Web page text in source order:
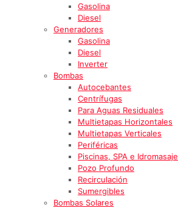
Gasolina
Diesel
Generadores
Gasolina
Diesel
Inverter
Bombas
Autocebantes
Centrífugas
Para Aguas Residuales
Multietapas Horizontales
Multietapas Verticales
Periféricas
Piscinas, SPA e Idromasaje
Pozo Profundo
Recirculación
Sumergibles
Bombas Solares